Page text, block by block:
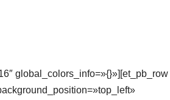
global_colors_info=»{}»][et_pb_row